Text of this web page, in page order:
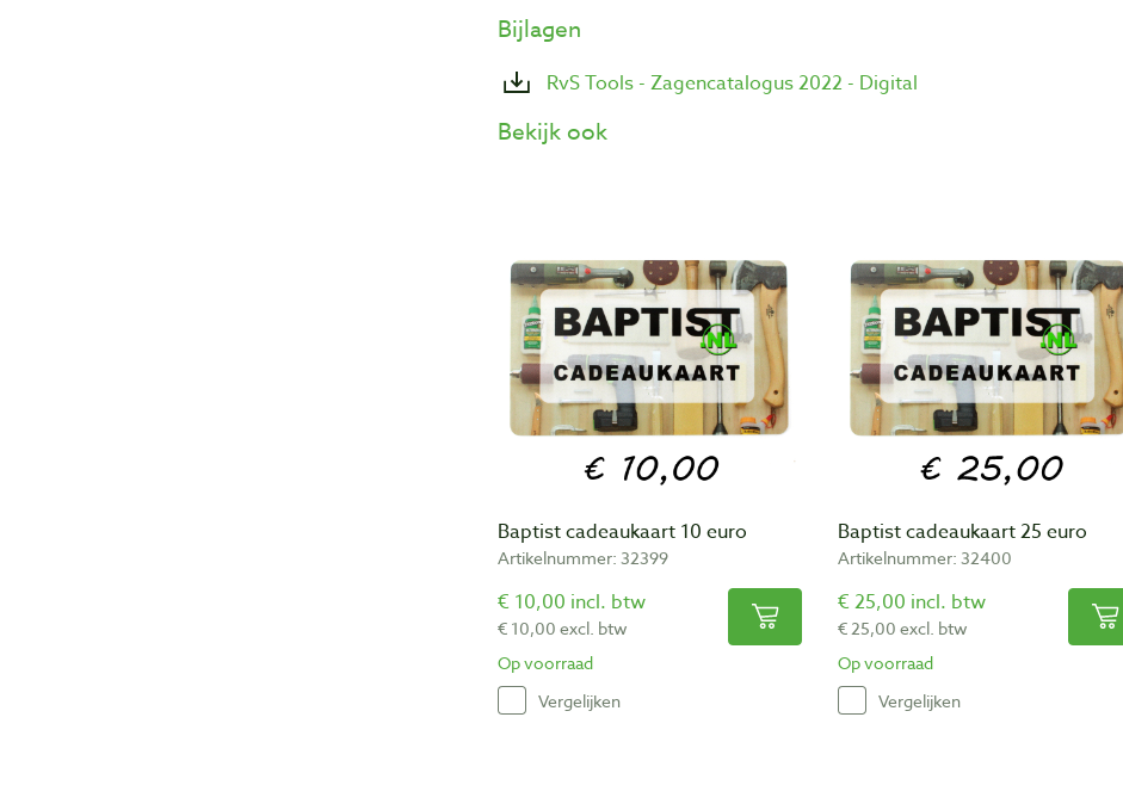
Bijlagen
RvS Tools - Zagencatalogus 2022 - Digital
Bekijk ook
Baptist cadeaukaart 10 euro
Artikelnummer: 32399
€ 10,00 incl. btw
€ 10,00 excl. btw
Op voorraad
Vergelijken
Baptist cadeaukaart 25 euro
Artikelnummer: 32400
€ 25,00 incl. btw
€ 25,00 excl. btw
Op voorraad
Vergelijken